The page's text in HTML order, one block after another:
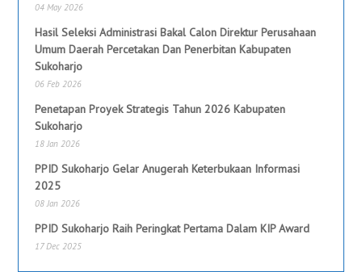
04 May 2026
Hasil Seleksi Administrasi Bakal Calon Direktur Perusahaan
Umum Daerah Percetakan Dan Penerbitan Kabupaten
Sukoharjo
06 Feb 2026
Penetapan Proyek Strategis Tahun 2026 Kabupaten
Sukoharjo
18 Jan 2026
PPID Sukoharjo Gelar Anugerah Keterbukaan Informasi
2025
08 Jan 2026
PPID Sukoharjo Raih Peringkat Pertama Dalam KIP Award
17 Dec 2025